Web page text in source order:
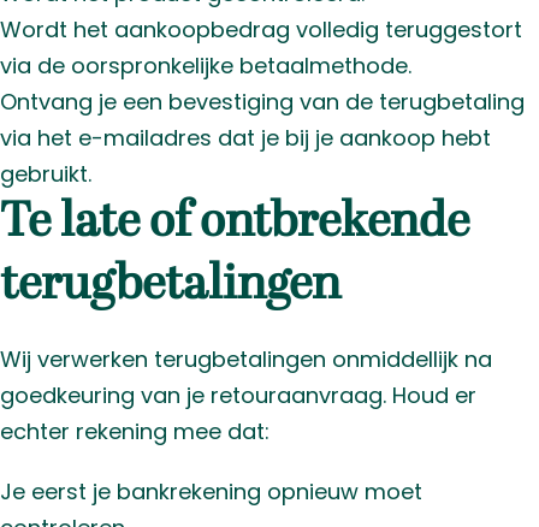
Wordt het aankoopbedrag volledig teruggestort
via de oorspronkelijke betaalmethode.
Ontvang je een bevestiging van de terugbetaling
via het e-mailadres dat je bij je aankoop hebt
gebruikt.
Te late of ontbrekende
terugbetalingen
Wij verwerken terugbetalingen onmiddellijk na
goedkeuring van je retouraanvraag. Houd er
echter rekening mee dat:
Je eerst je bankrekening opnieuw moet